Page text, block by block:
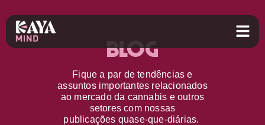
Blog
Fique a par detendências e
assuntos importantes relacionados
ao mercado da cannabis e outros
setorescom nossas
publicações quase-que-diárias.